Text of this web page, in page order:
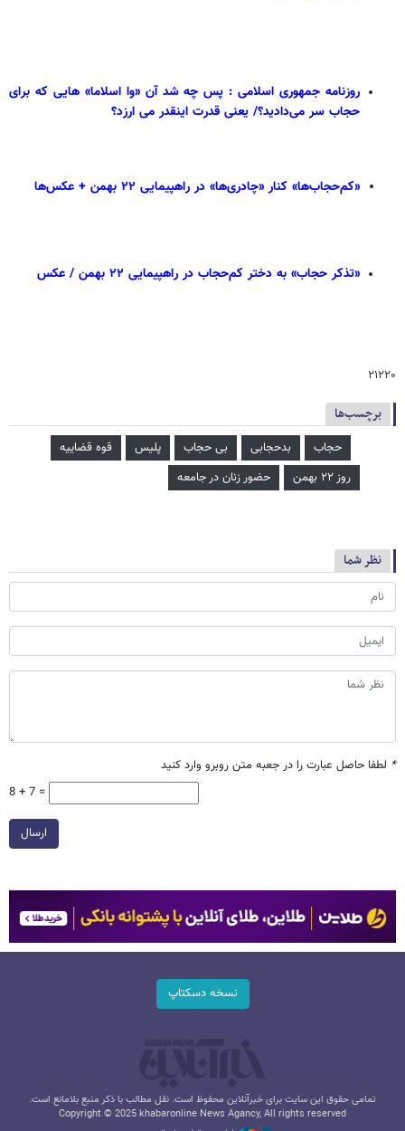
روزنامه جمهوری اسلامی : پس چه شد آن «وا اسلاما» هایی که برای
حجاب سر می‌دادید؟/ یعنی قدرت اینقدر می ارزد؟
«کم‌حجاب‌ها» کنار «چادری‌ها» در راهپیمایی ۲۲ بهمن + عکس‌ها
«تذکر حجاب» به دختر کم‌حجاب در راهپیمایی ۲۲ بهمن / عکس
۲۱۲۲۰
برچسب‌ها
حجاب بدحجابی بی حجاب پلیس
قوه قضاییه
روز ۲۲ بهمن
حضور زنان در جامعه
نظر شما
* لطفا حاصل عبارت را در جعبه متن روبرو وارد کنید
8 + 7 =
ارسال
نسخه دسکتاپ
تمامی حقوق این سایت برای خبرآنلاین محفوظ است. نقل مطالب با ذکر منبع بلامانع است.
Copyright © 2025 khabaronline News Agancy, All rights reserved